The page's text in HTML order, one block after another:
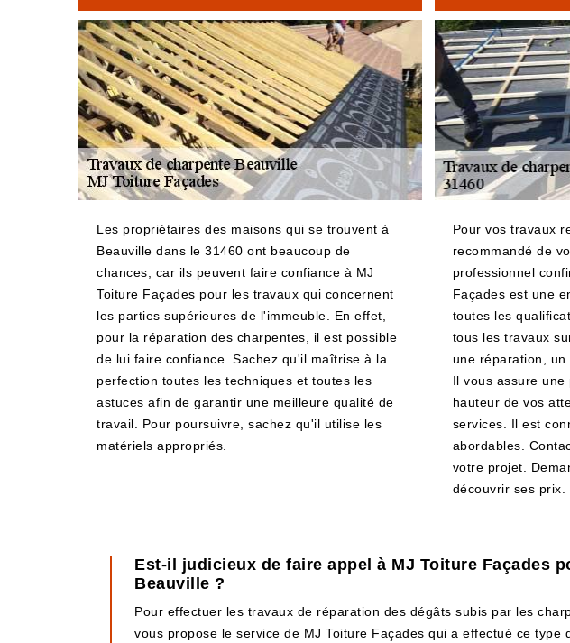
Les propriétaires des maisons qui se trouvent à
Beauville dans le 31460 ont beaucoup de
chances, car ils peuvent faire confiance à MJ
Toiture Façades pour les travaux qui concernent
les parties supérieures de l'immeuble. En effet,
pour la réparation des charpentes, il est possible
de lui faire confiance. Sachez qu'il maîtrise à la
perfection toutes les techniques et toutes les
astuces afin de garantir une meilleure qualité de
travail. Pour poursuivre, sachez qu'il utilise les
matériels appropriés.
Pour vos travaux
recommandé de
professionnel
Façades est une
toutes les
tous les travaux
une réparation, un
Il vous assure
hauteur de vos
services. Il est
abordables.
votre projet.
découvrir ses prix.
Est-il judicieux de faire appel à MJ Toiture Façades
Beauville ?
Pour effectuer les travaux de réparation des dégâts subis par les
vous propose le service de MJ Toiture Façades qui a effectué ce